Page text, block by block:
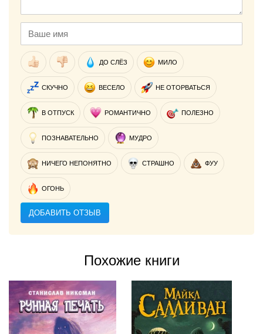
ДО СЛЁЗ МИЛО
СКУЧНО ВЕСЕЛО НЕ ОТОРВАТЬСЯ
В ОТПУСК РОМАНТИЧНО ПОЛЕЗНО
ПОЗНАВАТЕЛЬНО МУДРО
НИЧЕГО НЕПОНЯТНО СТРАШНО ФУУ
ОГОНЬ
ДОБАВИТЬ ОТЗЫВ
Похожие книги